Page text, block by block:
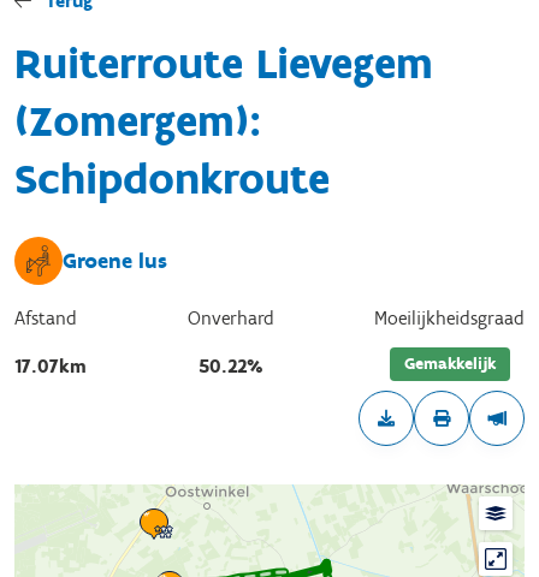
Ruiterroute Lievegem
(Zomergem):
Schipdonkroute
Groene lus
Afstand
17.07km
Onverhard
50.22%
Moeilijkheidsgraad
Gemakkelijk